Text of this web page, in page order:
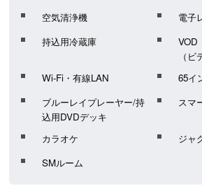
空気清浄機
電子
持込用冷蔵庫
VOD
（
Wi-Fi・有線LAN
65イ
ブルーレイプレーヤー/持
込用DVDデッキ
スマ
カラオケ
ジャ
SMルーム